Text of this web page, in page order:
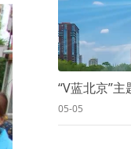
“V蓝北京”
05-05